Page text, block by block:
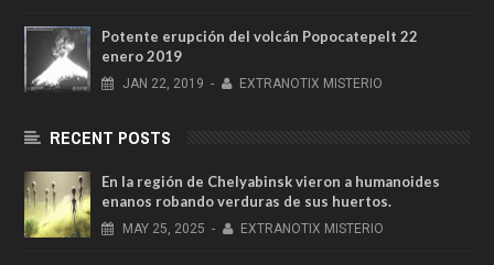
Potente erupción del volcán Popocatepelt 22
enero 2019
JAN 22, 2019 - EXTRANOTIX MISTERIO
RECENT POSTS
En la región de Chelyabinsk vieron a humanoides
enanos robando verduras de sus huertos.
MAY 25, 2025 - EXTRANOTIX MISTERIO